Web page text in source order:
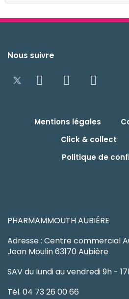
Nous suivre
Mentions légales
Click & collect
Politique de
PHARMAMMOUTH AUBIÉRE
Adresse : Centre commercial
Jean Moulin 63170 Aubière
SAV du lundi au vendredi 9h -
Tél. 04 73 26 00 66